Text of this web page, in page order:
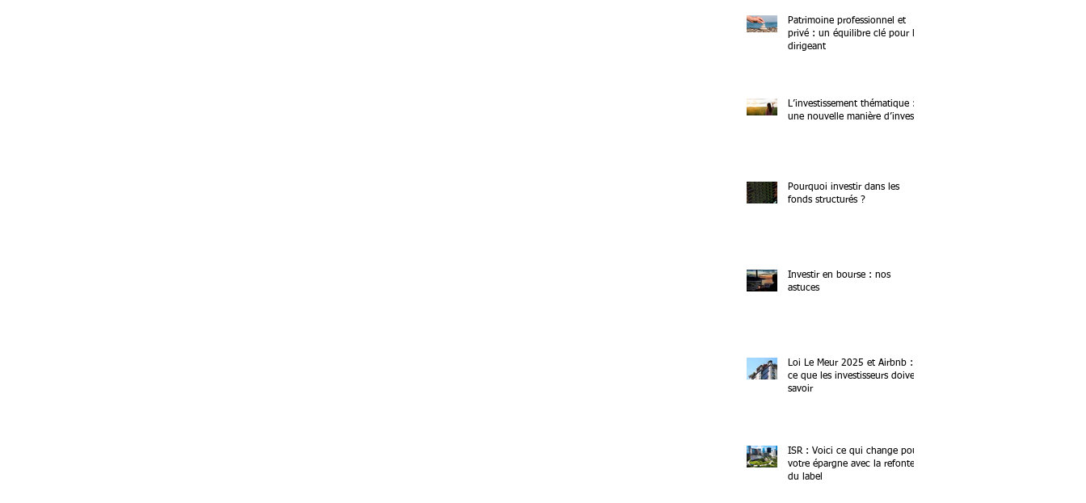
Patrimoine professionnel et
privé : un équilibre clé pour le
dirigeant
L’investissement thématique :
une nouvelle manière d’investir
Pourquoi investir dans les
fonds structurés ?
Investir en bourse : nos
astuces
Loi Le Meur 2025 et Airbnb :
ce que les investisseurs doivent
savoir
ISR : Voici ce qui change pour
votre épargne avec la refonte
du label